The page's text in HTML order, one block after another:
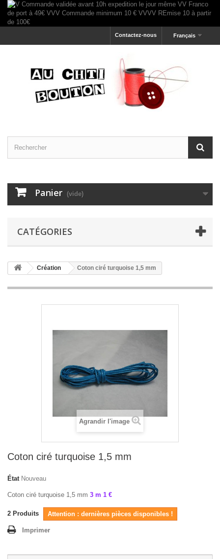
Français
Contactez-nous
Panier (vide)
CATÉGORIES
Création Coton ciré turquoise 1,5 mm
Agrandir l'image
Coton ciré turquoise 1,5 mm
État Nouveau
Coton ciré turquoise 1,5 mm 3 m 1 €
2 Produits Attention : dernières pièces disponibles !
Imprimer